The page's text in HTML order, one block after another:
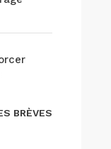
BRÈVES